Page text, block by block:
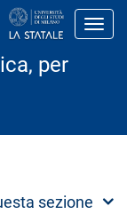
per
sezione